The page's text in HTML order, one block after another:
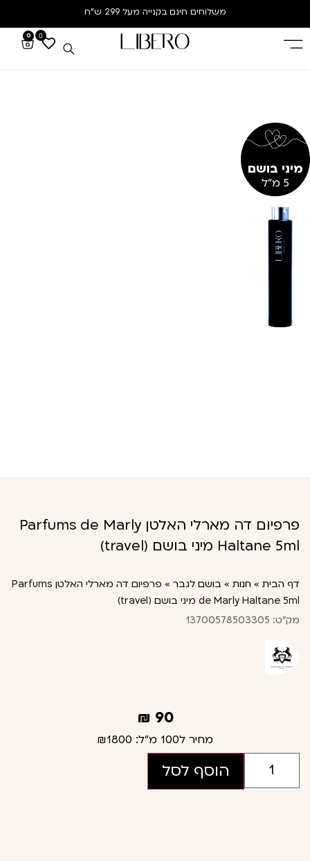
משלוחים חינם בקנייה מעל 299 ש”ח
0
0
מיני בושם
5 מ"ל
פרפיום דה מארלי האלטן Parfums de Marly
Haltane 5ml מיני בושם (travel)
דף הבית » חנות » בושם לגבר »
פרפיום דה מארלי האלטן Parfums
de Marly Haltane 5ml מיני בושם (travel)
מק"ט: 13700578503305
90
₪
מחיר ל100 מ"ל: ₪1800
הוסף לסל